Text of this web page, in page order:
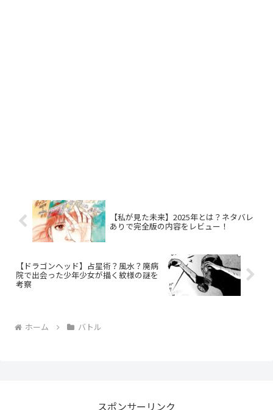
【私が見た未来】2025年とは？ネタバレ
ありで完全版の内容をレビュー！
【ドラゴンヘッド】占星術？風水？廃病
院で出会った少年少女が描く紋様の謎を
考察
ホーム バトル
スポンサーリンク